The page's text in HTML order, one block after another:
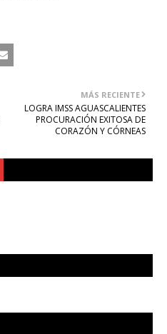
MÁS RECIENTE
LOGRA IMSS AGUASCALIENTES
PROCURACIÓN EXITOSA DE
CORAZÓN Y CÓRNEAS